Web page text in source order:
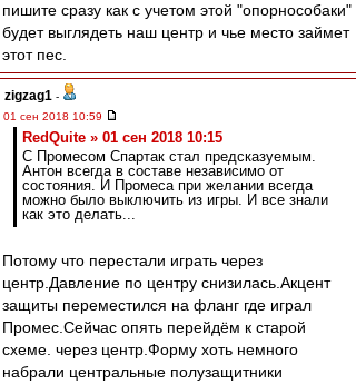
пишите сразу как с учетом этой "опорнособаки"
будет выглядеть наш центр и чье место займет
этот пес.
zigzag1 -
01 сен 2018 10:59
RedQuite » 01 сен 2018 10:15
С Промесом Спартак стал предсказуемым.
Антон всегда в составе независимо от
состояния. И Промеса при желании всегда
можно было выключить из игры. И все знали
как это делать...
Потому что перестали играть через
центр.Давление по центру снизилась.Акцент
защиты переместился на фланг где играл
Промес.Сейчас опять перейдём к старой
схеме. через центр.Форму хоть немного
набрали центральные полузащитники